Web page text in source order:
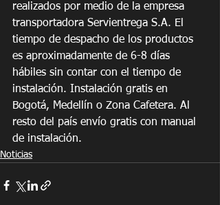
realizados por medio de la empresa
transportadora Servientrega S.A. El
tiempo de despacho de los productos
es aproximadamente de 6-8 días
hábiles sin contar con el tiempo de
instalación. Instalación gratis en
Bogotá, Medellín o Zona Cafetera. Al
resto del país envío gratis con manual
de instalación.
Noticias